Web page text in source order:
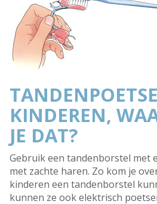
KINDEREN,
JE DAT?
Gebruik een tandenborstel met
met zachte haren. Zo kom je
kinderen een tandenborstel
kunnen ze ook elektrisch